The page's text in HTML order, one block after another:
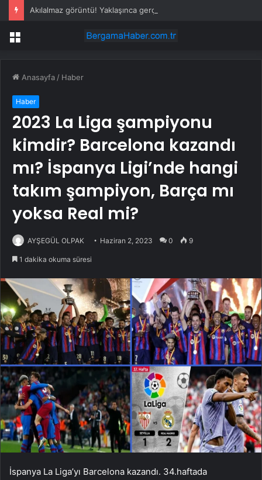
Menü
Anasayfa / Haber
Haber
2023 La Liga şampiyonu
kimdir? Barcelona kazandı
mı? İspanya Ligi’nde hangi
takım şampiyon, Barça mı
yoksa Real mi?
AYŞEGÜL OLPAK Haziran 2, 2023 0 9
1 dakika okuma süresi
İspanya La Liga’yı Barcelona kazandı. 34.haftada